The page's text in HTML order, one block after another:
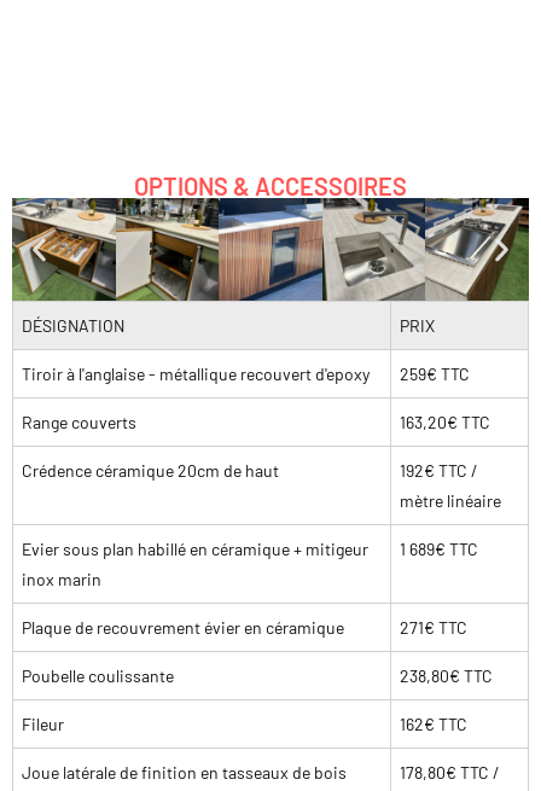
OPTIONS & ACCESSOIRES
DÉSIGNATION PRIX
Tiroir à l'anglaise - métallique recouvert d'epoxy 259€ TTC
Range couverts 163,20€ TTC
Crédence céramique 20cm de haut
192€ TTC /
mètre linéaire
Evier sous plan habillé en céramique + mitigeur
inox marin
1 689€ TTC
Plaque de recouvrement évier en céramique 271€ TTC
Poubelle coulissante 238,80€ TTC
Fileur 162€ TTC
Joue latérale de finition en tasseaux de bois 178,80€ TTC /